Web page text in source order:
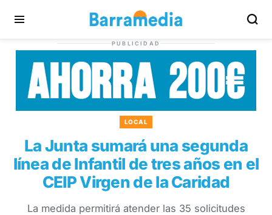
PUBLICIDAD
LOCAL
La Junta sumará una segunda
línea de Infantil de tres años en el
CEIP Virgen de la Caridad
La medida permitirá atender las 35 solicitudes